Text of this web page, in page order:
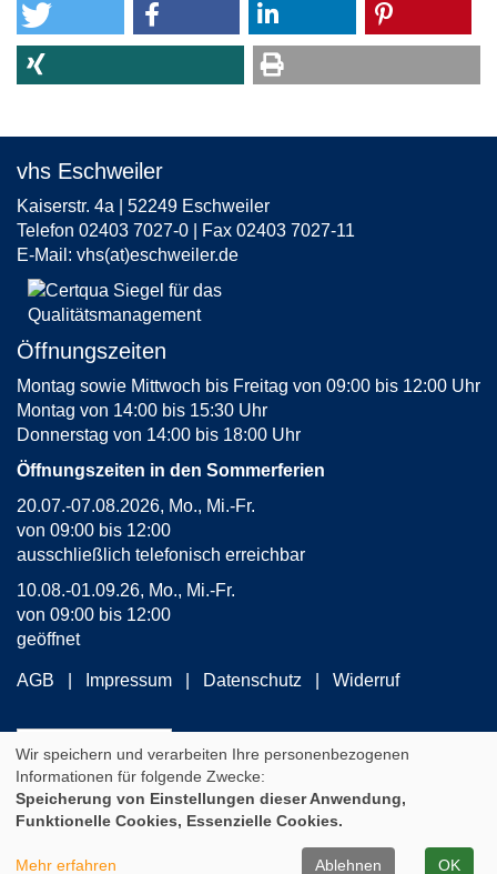
vhs Eschweiler
Kaiserstr. 4a | 52249 Eschweiler
Telefon 02403 7027-0 | Fax 02403 7027-11
E-Mail: vhs(at)eschweiler.de
Öffnungszeiten
Montag sowie Mittwoch bis Freitag von 09:00 bis 12:00 Uhr
Montag von 14:00 bis 15:30 Uhr
Donnerstag von 14:00 bis 18:00 Uhr
Öffnungszeiten in den Sommerferien
20.07.-07.08.2026, Mo., Mi.-Fr.
von 09:00 bis 12:00
ausschließlich telefonisch erreichbar
10.08.-01.09.26, Mo., Mi.-Fr.
von 09:00 bis 12:00
geöffnet
AGB Impressum Datenschutz Widerruf
Widerrufsformular
Cookie Einstellungen
Kontrast
Wir speichern und verarbeiten Ihre personenbezogenen
Informationen für folgende Zwecke:
Speicherung von Einstellungen dieser Anwendung,
Funktionelle Cookies, Essenzielle Cookies.
Mehr erfahren Ablehnen OK